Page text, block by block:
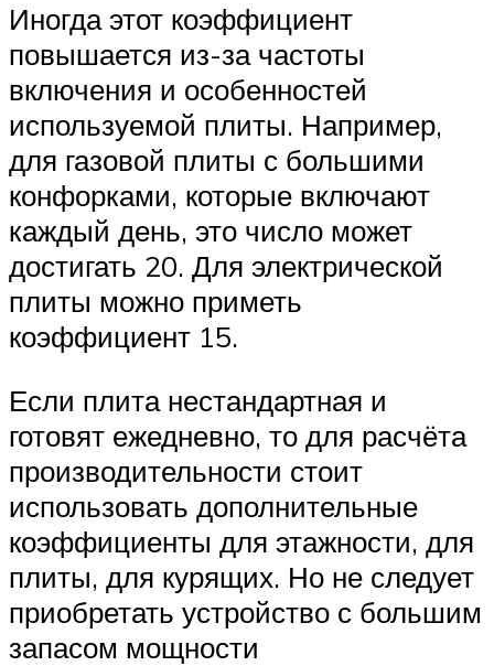
Иногда этот коэффициент
повышается из-за частоты
включения и особенностей
используемой плиты. Например,
для газовой плиты с большими
конфорками, которые включают
каждый день, это число может
достигать 20. Для электрической
плиты можно приметь
коэффициент 15.
Если плита нестандартная и
готовят ежедневно, то для расчёта
производительности стоит
использовать дополнительные
коэффициенты для этажности, для
плиты, для курящих. Но не следует
приобретать устройство с большим
запасом мощности